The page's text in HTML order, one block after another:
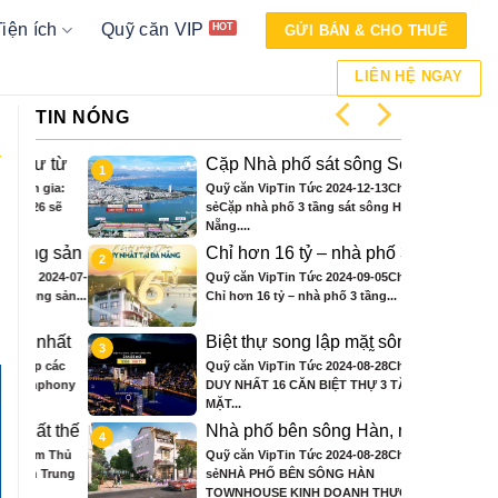
ích Quỹ căn VIP GỬI BÁN & CHO THUÊ
LIÊN HỆ NGAY
TIN NÓNG
1
Cặp Nhà phố sát sông Sonata
3 tầng chỉ hơn 16 tỷ
Quỹ căn VipTin Tức 2024-12-13Chia
sẻCặp nhà phố 3 tầng sát sông Hàn Đà
Nẵng....
2
Chỉ hơn 16 tỷ – nhà phố 3 tầng
bên sông Hàn sở hữu tiện ích
biệt thự trăm tỷ
Quỹ căn VipTin Tức 2024-09-05Chia sẻ
Chỉ hơn 16 tỷ – nhà phố 3 tầng...
3
Biệt thự song lập mặt sông
Hàn, trung tâm Đà Nẵng ngay
khán đài xem pháo hoa DIFF
Quỹ căn VipTin Tức 2024-08-28Chia sẻCHỈ
DUY NHẤT 16 CĂN BIỆT THỰ 3 TẦNG
MẶT...
4
Nhà phố bên sông Hàn, ngay
sát toà căn hộ cao cấp S3 gần
ngay mặt sông
Quỹ căn VipTin Tức 2024-08-28Chia
sẻNHÀ PHỐ BÊN SÔNG HÀN
TOWNHOUSE KINH DOANH THƯƠNG